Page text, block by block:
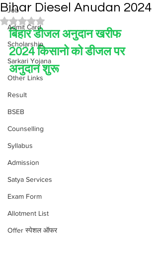
Job
Admit Card
Scholarship
Sarkari Yojana
Other Links
Result
BSEB
Counselling
Syllabus
Admission
Satya Services
Exam Form
Allotment List
Offer स्पेशल ऑफर
Bihar Diesel Anudan 2024
Rated NaN out of 5 stars.
बिहार डीजल अनुदान खरीफ
2024 किसानो को डीजल पर
अनुदान शुरू